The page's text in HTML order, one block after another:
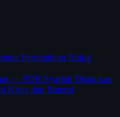
Perintahkan Bulog
— PDB Syariah Disiapkan
Kritis dan Baterai